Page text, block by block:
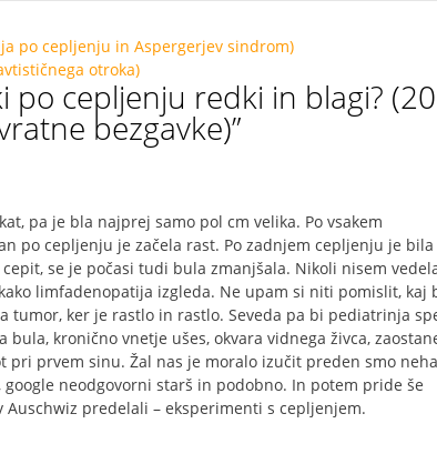
po cepljenju in Aspergerjev sindrom)
otroka)
po cepljenju redki in blagi?
bezgavke)”
pa je bla najprej samo pol cm velika. Po vsakem
po cepljenju je začela rast. Po zadnjem cepljenju je bila
se je počasi tudi bula zmanjšala. Nikoli nisem
limfadenopatija izgleda. Ne upam si niti pomislit, kaj
tumor, ker je rastlo in rastlo. Seveda pa bi pediatrinja
kronično vnetje ušes, okvara vidnega živca,
pri prvem sinu. Žal nas je moralo izučit preden smo
neodgovorni starš in podobno. In potem pride še
predelali – eksperimenti s cepljenjem.